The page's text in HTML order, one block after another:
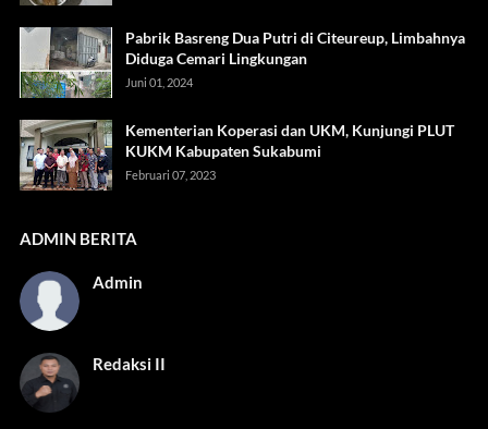
Pabrik Basreng Dua Putri di Citeureup, Limbahnya
Diduga Cemari Lingkungan
Juni 01, 2024
Kementerian Koperasi dan UKM, Kunjungi PLUT
KUKM Kabupaten Sukabumi
Februari 07, 2023
ADMIN BERITA
Admin
Redaksi II